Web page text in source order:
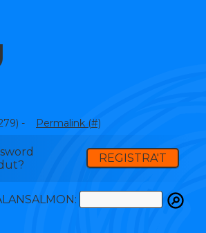
- Permalink (#)
REGISTRA'T